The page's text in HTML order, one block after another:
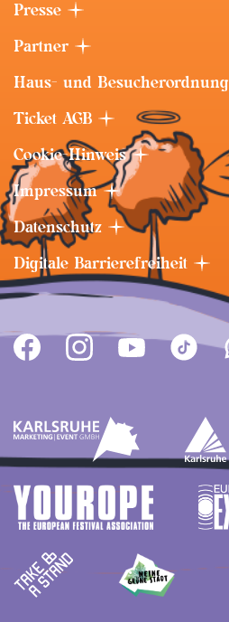
Presse
Partner
Haus- und Besucherordnung
Ticket AGB
Cookie-Hinweis
Impressum
Datenschutz
Digitale Barrierefreiheit